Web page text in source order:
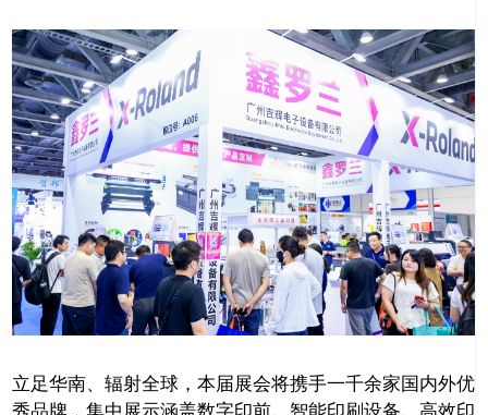
立足华南、辐射全球，本届展会将携手一千余家国内外优